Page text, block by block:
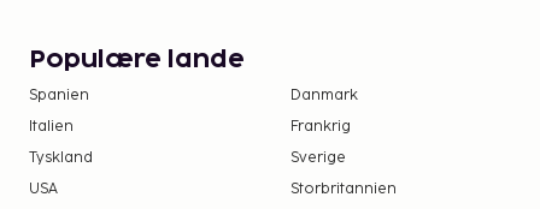
Populære lande
Spanien Danmark
Italien
Frankrig
Tyskland
Sverige
USA
Storbritannien